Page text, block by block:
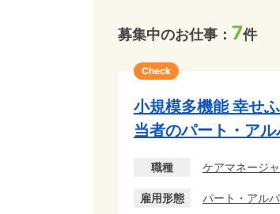
募集中のお仕事： 7件
Check
小規模多機能 幸せ
当者のパート・ア
職種 ケアマネージ
雇用形態 パート・アル